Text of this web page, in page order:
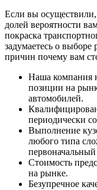
Если вы
долей вероятности
покраска
задумаетесь о выборе
причин почему вам
Наша компания
позиции на
автомобилей.
периодически
Выполнение
любого типа
Стоимость
на рынке.
Безупречное